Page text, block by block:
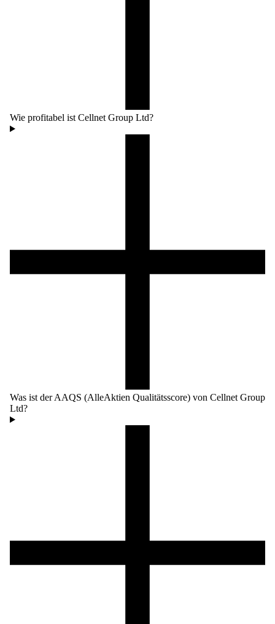
Wie profitabel ist Cellnet Group Ltd?
Was ist der AAQS (AlleAktien Qualitätsscore) von Cellnet Group
Ltd?